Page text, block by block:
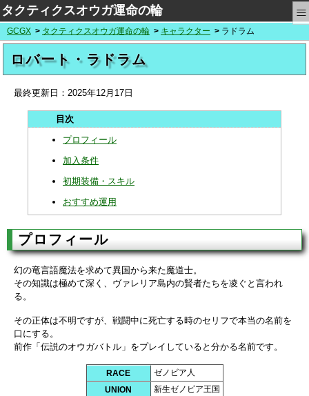
タクティクスオウガ運命の輪 ≡
GCGX タクティクスオウガ運命の輪 キャラクター ラドラム
ロバート・ラドラム
最終更新日： 2025年12月17日
プロフィール
加入条件
初期装備・スキル
おすすめ運用
プロフィール
幻の竜言語魔法を求めて異国から来た魔道士。
その知識は極めて深く、ヴァレリア島内の賢者たちを凌ぐと言われ
る。
その正体は不明ですが、戦闘中に死亡する時のセリフで本当の名前を
口にする。
前作「伝説のオウガバトル」をプレイしていると分かる名前です。
RACE
ゼノビア人
UNION
新生ゼノビア王国